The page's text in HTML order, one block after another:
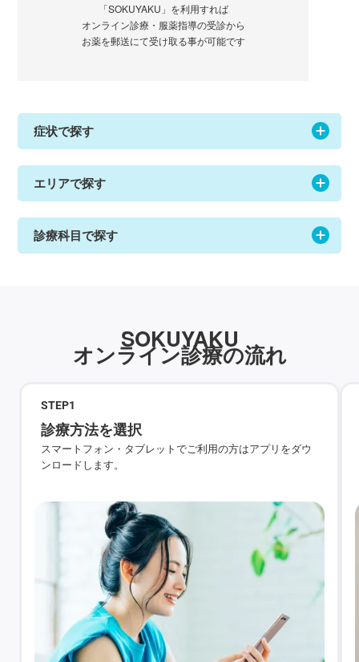
「SOKUYAKU」を利用すれば
オンライン診療・服薬指導の受診から
お薬を郵送にて受け取る事が可能です
症状で探す
エリアで探す
診療科目で探す
SOKUYAKU
オンライン診療の流れ
STEP1
診療方法を選択
スマートフォン・タブレットでご利用の方はアプリをダウ
ンロードします。